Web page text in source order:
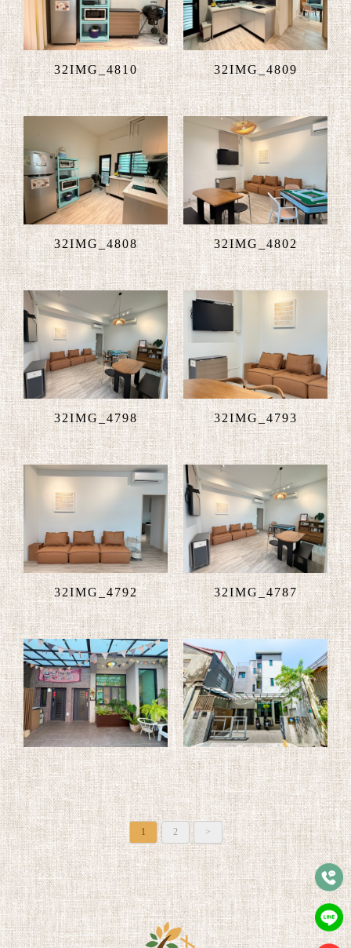
32IMG_4810 32IMG_4809
32IMG_4808 32IMG_4802
32IMG_4798 32IMG_4793
32IMG_4792 32IMG_4787
1 2 >